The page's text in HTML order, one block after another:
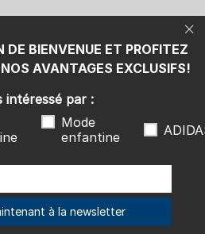
explications de la
les informations sous la
révoquer ce consentement à tout
livrons avec
qualité
DE BIENVENUE ET PROFITEZ
AVANTAGES EXCLUSIFS!
intéressé par :
Mode
enfantine
à la newsletter